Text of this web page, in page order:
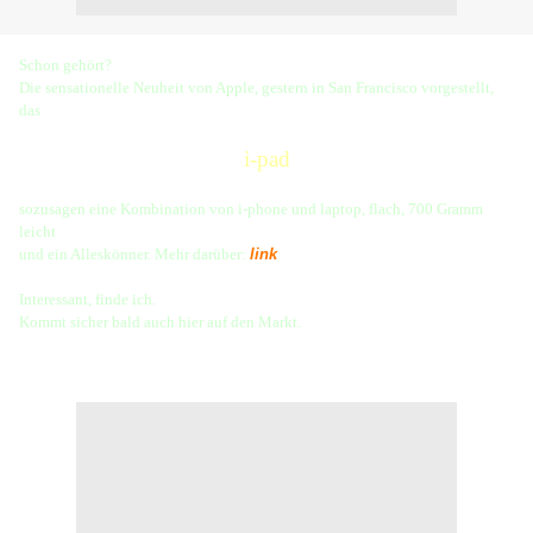
Schon gehört?
Die sensationelle Neuheit von Apple, gestern in San Francisco vorgestellt,
das
i-pad
sozusagen eine Kombination von i-phone und laptop, flach, 700 Gramm
leicht
und ein Alleskönner. Mehr darüber: link
Interessant, finde ich.
Kommt sicher bald auch hier auf den Markt.